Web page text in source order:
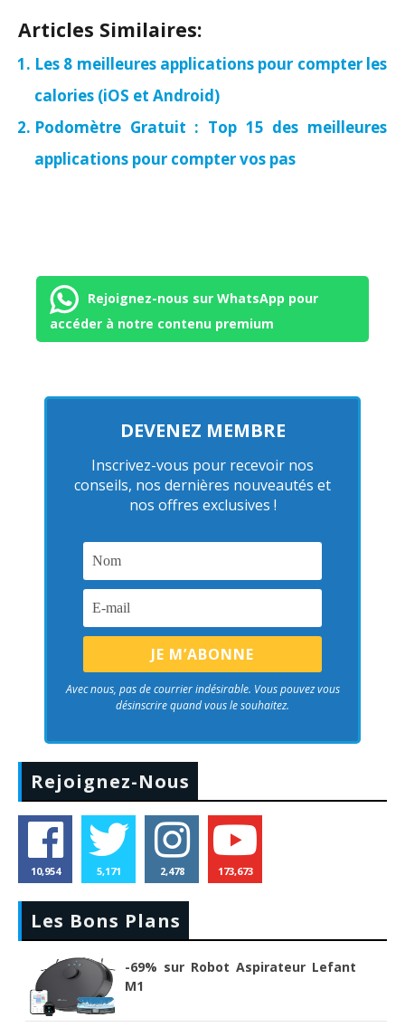
Articles Similaires:
Les 8 meilleures applications pour compter les
calories (iOS et Android)
Podomètre Gratuit : Top 15 des meilleures
applications pour compter vos pas
Rejoignez-nous sur WhatsApp pour
accéder à notre contenu premium
DEVENEZ MEMBRE
Inscrivez-vous pour recevoir nos
conseils, nos dernières nouveautés et
nos offres exclusives !
Avec nous, pas de courrier indésirable. Vous pouvez vous
désinscrire quand vous le souhaitez.
Rejoignez-Nous
10,954 5,171 2,478 173,673
Les Bons Plans
-69% sur Robot Aspirateur Lefant
M1